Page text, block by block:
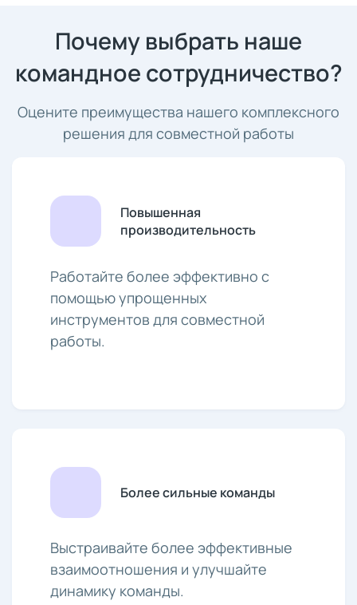
Почему выбрать наше
командное сотрудничество?
Оцените преимущества нашего комплексного
решения для совместной работы
Повышенная
производительность
Работайте более эффективно с
помощью упрощенных
инструментов для совместной
работы.
Более сильные команды
Выстраивайте более эффективные
взаимоотношения и улучшайте
динамику команды.